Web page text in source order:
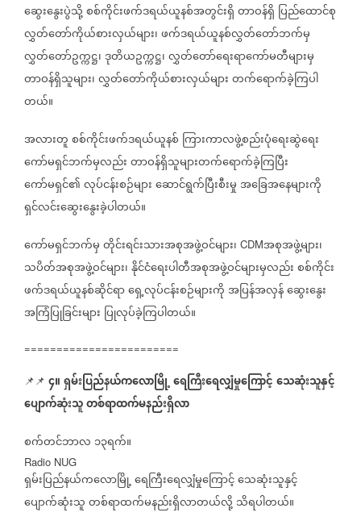
ဆွေးနွေးပွဲသို့စစ်ကိုင်းဖက်ဒရယ်ယူနစ်အတွင်းရှိတာဝန်ရှိ ပြည်ထောင်စု
လွှတ်တော်ကိုယ်စားလှယ်များ၊ဖက်ဒရယ်ယူနစ်လွှတ်တော်ဘက်မှ
လွှတ်တော်ဥက္ကဋ္ဌ၊ဒုတိယဥက္ကဋ္ဌ၊လွှတ်တော်ရေးရာကော်မတီများမှ
တာဝန်ရှိသူများ၊လွှတ်တော်ကိုယ်စားလှယ်များတက်ရောက်ခဲ့ကြပါ
တယ်။
အလားတူစစ်ကိုင်းဖက်ဒရယ်ယူနစ် ကြားကာလဖွဲ့စည်းပုံရေးဆွဲရေး
ကော်မရှင်ဘက်မှလည်းတာဝန်ရှိသူများတက်ရောက်ခဲ့ကြပြီး
ကော်မရှင်၏လုပ်ငန်းစဉ်များဆောင်ရွက်ပြီးစီးမှုအခြေအနေများကို
ရှင်လင်းဆွေးနွေးခဲ့ပါတယ်။
ကော်မရှင်ဘက်မှတိုင်းရင်းသားအစုအဖွဲ့ဝင်များ၊ CDMအစုအဖွဲ့များ၊
သပိတ်အစုအဖွဲ့ဝင်များ၊နိုင်ငံရေးပါတီအစုအဖွဲ့ဝင်များမှလည်းစစ်ကိုင်း
ဖက်ဒရယ်ယူနစ်ဆိုင်ရာရှေ့လုပ်ငန်းစဉ်များကိုအပြန်အလှန်ဆွေးနွေး
အကြံပြုခြင်းများ ပြုလုပ်ခဲ့ကြပါတယ်။
========================
📌📌 ၄။ရှမ်းပြည်နယ်ကလောမြို့ရေကြီးရေလျှံမှုကြောင့်သေဆုံးသူနှင့်
ပျောက်ဆုံးသူတစ်ရာထက်မနည်းရှိလာ
စက်တင်ဘာလ ၁၃ရက်။
Radio NUG
ရှမ်းပြည်နယ်ကလောမြို့ရေကြီးရေလျှံမှုကြောင့်သေဆုံးသူနှင့်
ပျောက်ဆုံးသူတစ်ရာထက်မနည်းရှိလာတယ်လို့သိရပါတယ်။